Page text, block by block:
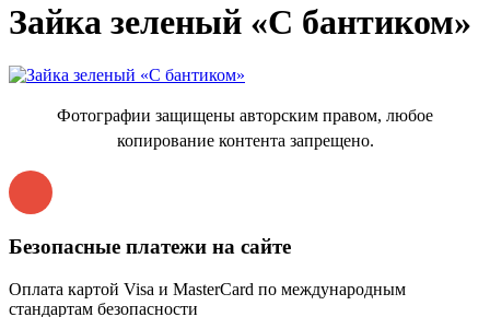
Зайка зеленый «С бантиком»
Фотографии защищены авторским правом, любое
копирование контента запрещено.
Безопасные платежи на сайте
Оплата картой Visa и MasterCard по международным
стандартам безопасности